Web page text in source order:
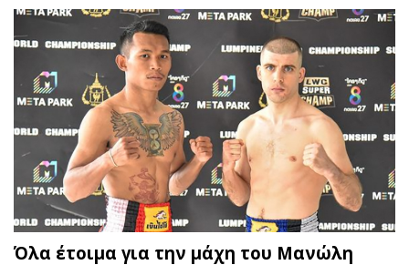
Όλα έτοιμα για την μάχη του Μανώλη